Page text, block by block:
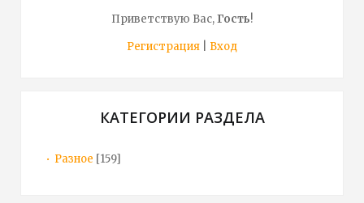
Приветствую Вас,Гость!
Регистрация
Вход
КАТЕГОРИИ РАЗДЕЛА
Разное [159]